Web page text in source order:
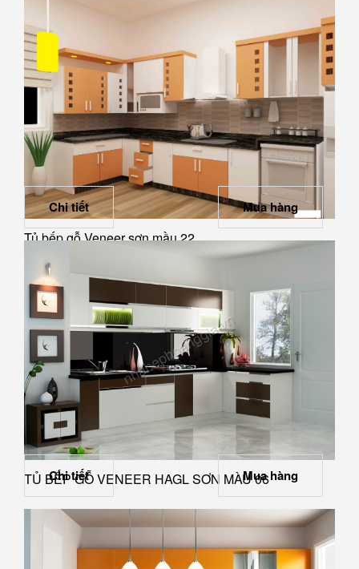
Tủ bếp gỗ Veneer sơn mầu 22
Chi tiết Mua hàng
TỦ BẾP GỖ VENEER HAGL SƠN MÀU 06
Chi tiết Mua hàng